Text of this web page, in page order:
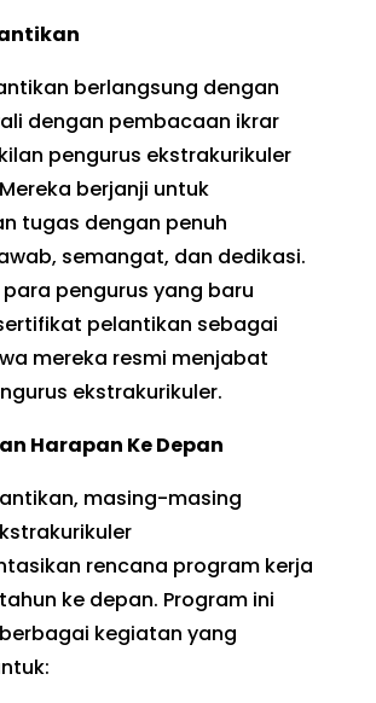
berlangsung dengan
dengan pembacaan ikrar
pengurus ekstrakurikuler
berjanji untuk
tugas dengan penuh
semangat, dan dedikasi.
pengurus yang baru
pelantikan sebagai
mereka resmi menjabat
ekstrakurikuler.
Harapan Ke Depan
masing-masing
rencana program kerja
ke depan. Program ini
kegiatan yang